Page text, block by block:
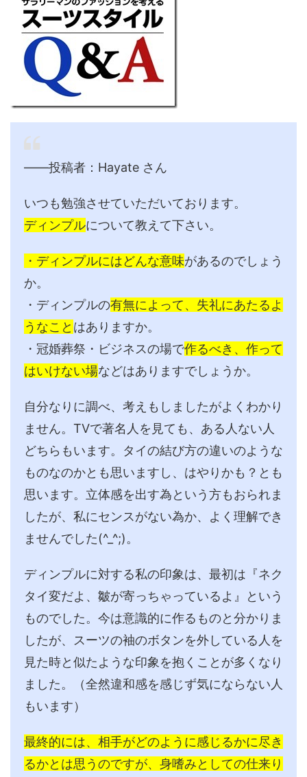
――投稿者：Hayate さん
いつも勉強させていただいております。
ディンプルについて教えて下さい。
・ディンプルにはどんな意味があるのでしょう
か。
・ディンプルの有無によって、失礼にあたるよ
うなこと はありますか。
・冠婚葬祭・ビジネスの場で作るべき、作って
はいけない場などはありますでしょうか。
自分なりに調べ、考えもしましたがよくわかり
ません。TVで著名人を見ても、ある人ない人
どちらもいます。タイの結び方の違いのような
ものなのかとも思いますし、はやりかも？とも
思います。立体感を出す為という方もおられま
したが、私にセンスがない為か、よく理解でき
ませんでした(^_^;)。
ディンプルに対する私の印象は、最初は『ネク
タイ変だよ、皺が寄っちゃっているよ』という
ものでした。今は意識的に作るものと分かりま
したが、スーツの袖のボタンを外している人を
見た時と似たような印象を抱くことが多くなり
ました。（全然違和感を感じず気にならない人
もいます）
最終的には、相手がどのように感じるかに尽き
るかとは思うのですが、身嗜みとしての仕来り